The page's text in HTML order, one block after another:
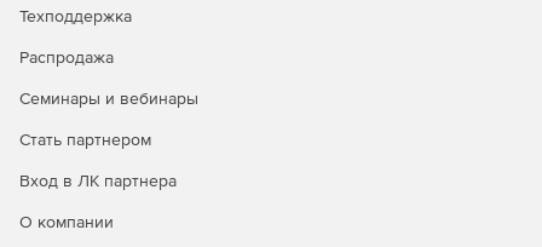
Техподдержка
Распродажа
Семинары и вебинары
Стать партнером
Вход в ЛК партнера
О компании